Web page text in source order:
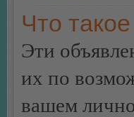
Что
Эти
их по
вашем